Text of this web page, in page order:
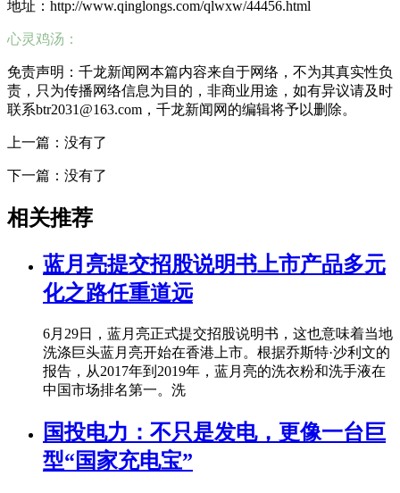
地址：http://www.qinglongs.com/qlwxw/44456.html
心灵鸡汤：
免责声明：千龙新闻网本篇内容来自于网络，不为其真实性负
责，只为传播网络信息为目的，非商业用途，如有异议请及时
联系btr2031@163.com，千龙新闻网的编辑将予以删除。
上一篇：没有了
下一篇：没有了
相关推荐
蓝月亮提交招股说明书上市产品多元
化之路任重道远
6月29日，蓝月亮正式提交招股说明书，这也意味着当地
洗涤巨头蓝月亮开始在香港上市。根据乔斯特·沙利文的
报告，从2017年到2019年，蓝月亮的洗衣粉和洗手液在
中国市场排名第一。洗
国投电力：不只是发电，更像一台巨
型“国家充电宝”